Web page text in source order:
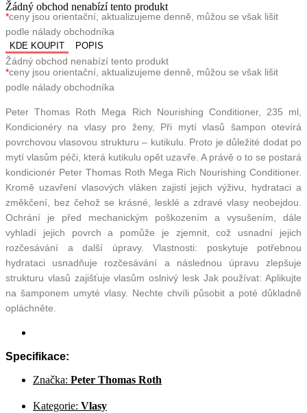
Žádný obchod nenabízí tento produkt
*ceny jsou orientační, aktualizujeme denně, můžou se však lišit
podle nálady obchodníka
KDE KOUPIT POPIS
Žádný obchod nenabízí tento produkt
*ceny jsou orientační, aktualizujeme denně, můžou se však lišit
podle nálady obchodníka
Peter Thomas Roth Mega Rich Nourishing Conditioner, 235 ml,
Kondicionéry na vlasy pro ženy, Při mytí vlasů šampon otevírá
povrchovou vlasovou strukturu – kutikulu. Proto je důležité dodat po
mytí vlasům péči, která kutikulu opět uzavře. A právě o to se postará
kondicionér Peter Thomas Roth Mega Rich Nourishing Conditioner.
Kromě uzavření vlasových vláken zajistí jejich výživu, hydrataci a
změkčení, bez čehož se krásné, lesklé a zdravé vlasy neobejdou.
Ochrání je před mechanickým poškozením a vysušením, dále
vyhladí jejich povrch a pomůže je zjemnit, což usnadní jejich
rozčesávání a další úpravy. Vlastnosti: poskytuje potřebnou
hydrataci usnadňuje rozčesávání a následnou úpravu zlepšuje
strukturu vlasů zajišťuje vlasům oslnivý lesk Jak používat: Aplikujte
na šamponem umyté vlasy. Nechte chvíli působit a poté důkladně
opláchněte.
Specifikace:
Značka: Peter Thomas Roth
Kategorie: Vlasy